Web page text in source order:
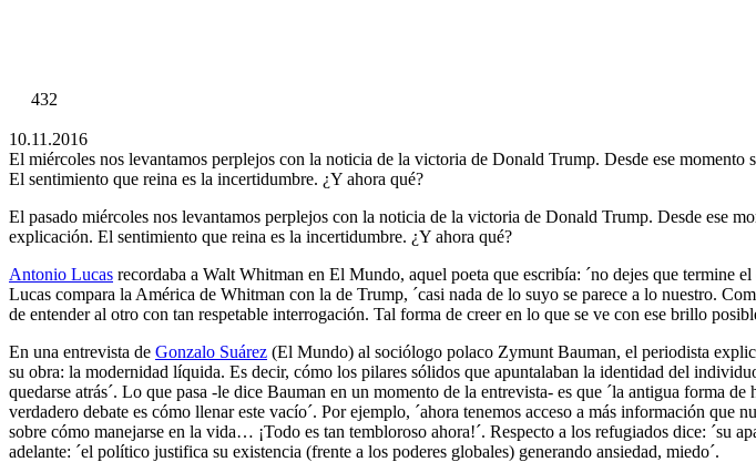
432
10.11.2016
El miércoles nos levantamos perplejos con la noticia de la victoria de Donald Trump. Desde ese
El sentimiento que reina es la incertidumbre. ¿Y ahora qué?
El pasado miércoles nos levantamos perplejos con la noticia de la victoria de Donald Trump. Desde ese
explicación. El sentimiento que reina es la incertidumbre. ¿Y ahora qué?
Antonio Lucas recordaba a Walt Whitman en El Mundo, aquel poeta que escribía: ´no dejes que termine
Lucas compara la América de Whitman con la de Trump, ´casi nada de lo suyo se parece a lo nuestro.
de entender al otro con tan respetable interrogación. Tal forma de creer en lo que se ve con ese brillo
En una entrevista de Gonzalo Suárez (El Mundo) al sociólogo polaco Zymunt Bauman, el periodista
su obra: la modernidad líquida. Es decir, cómo los pilares sólidos que apuntalaban la identidad del
quedarse atrás´. Lo que pasa -le dice Bauman en un momento de la entrevista- es que ´la antigua forma
verdadero debate es cómo llenar este vacío´. Por ejemplo, ´ahora tenemos acceso a más información
sobre cómo manejarse en la vida… ¡Todo es tan tembloroso ahora!´. Respecto a los refugiados dice: ´su
adelante: ´el político justifica su existencia (frente a los poderes globales) generando ansiedad, miedo´.